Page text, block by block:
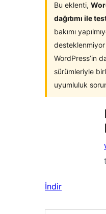
Bu eklenti,
dağıtımı ile
bakımı
WordPress’in
sürümleriyle
uyumluluk
İndir